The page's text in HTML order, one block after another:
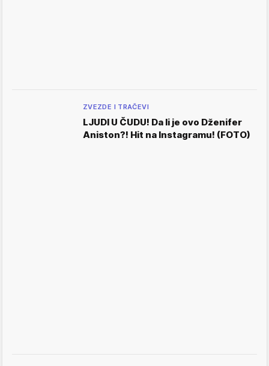
ZVEZDE I TRAČEVI
LJUDI U ČUDU! Da li je ovo Dženifer
Aniston?! Hit na Instagramu! (FOTO)